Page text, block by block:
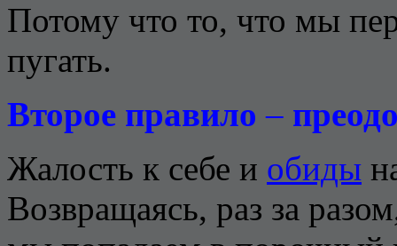
Потому что то, что мы
пугать.
Второе правило –
Жалость к себе и обиды
Возвращаясь, раз за